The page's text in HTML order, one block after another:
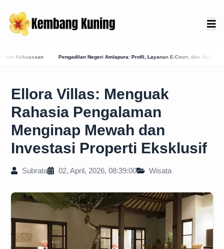
Amlapura: Profil, Layanan E-Court, dan Jejak Sejarah Peradilan di Karangasem
Ellora Villas: Menguak
Rahasia Pengalaman
Menginap Mewah dan
Investasi Properti Eksklusif
Subrata 02, April, 2026, 08:39:00 Wisata